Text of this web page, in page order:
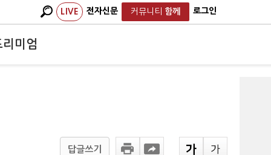
LIVE 전자신문 커뮤니티 함께 로그인
리미엄
답글쓰기